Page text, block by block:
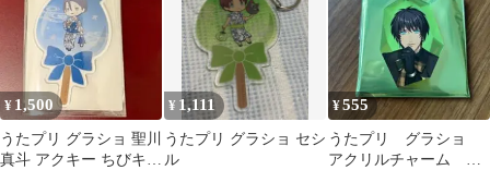
¥ 1,500
うたプリ グラショ 聖川
真斗 アクキー ちびキャ
¥ 1,111
うたプリ グラショ セシ
ル
¥555
うたプリ グラショ
アクリルチャーム 愛